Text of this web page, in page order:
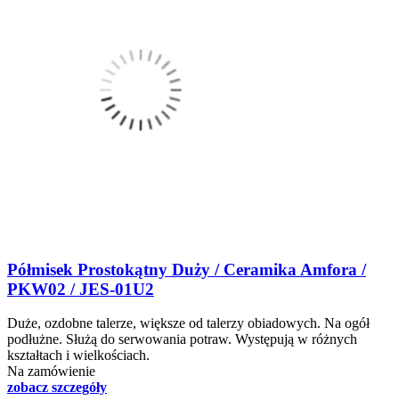
Półmisek Prostokątny Duży / Ceramika Amfora /
PKW02 / JES-01U2
Duże, ozdobne talerze, większe od talerzy obiadowych. Na ogół
podłużne. Służą do serwowania potraw. Występują w różnych
kształtach i wielkościach.
Na zamówienie
zobacz szczegóły